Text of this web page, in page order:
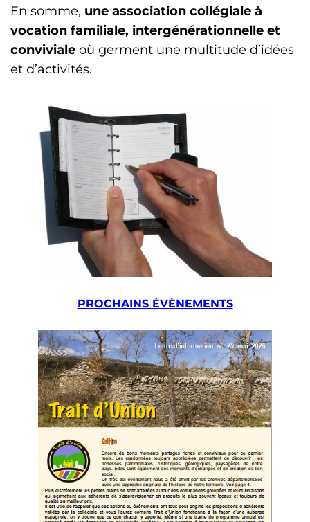
En somme, une association collégiale à
vocation familiale, intergénérationnelle et
conviviale où germent une multitude d’idées
et d’activités.
PROCHAINS ÉVÈNEMENTS